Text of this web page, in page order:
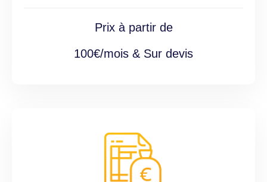
Prix à partir de
100€/mois & Sur devis